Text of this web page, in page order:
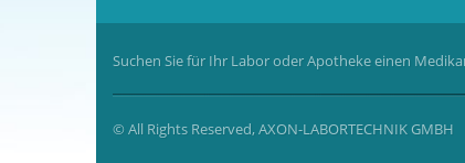
Suchen Sie für Ihr Labor oder Apotheke einen
© All Rights Reserved, AXON-LABORTECHNIK GMBH